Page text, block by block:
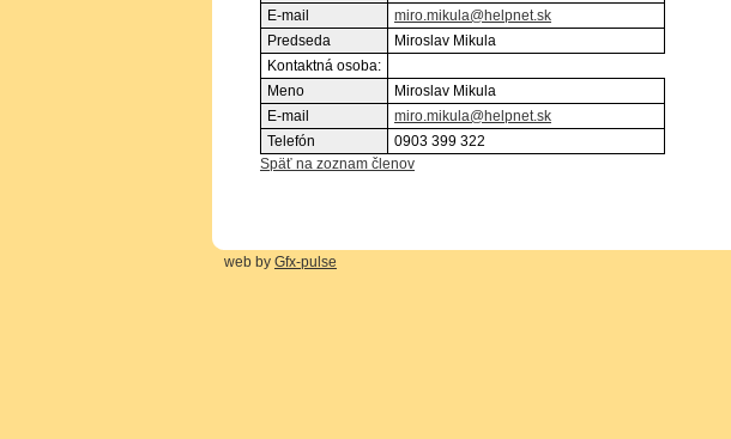
E-mail
miro.mikula@helpnet.sk
Predseda
Miroslav Mikula
Kontaktná osoba:
Meno
Miroslav Mikula
E-mail
miro.mikula@helpnet.sk
Telefón
0903 399 322
Späť na zoznam členov
web by Gfx-pulse